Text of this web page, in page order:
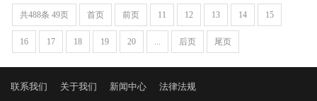
共488条 49页 首页 前页 11 12 13 14 15
16 17 18 19 20 ... 后页 尾页
联系我们 关于我们 新闻中心 法律法规